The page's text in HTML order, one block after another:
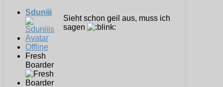
Sduniii
Offline
Fresh
Boarder
Sieht schon geil aus, muss ich
sagen